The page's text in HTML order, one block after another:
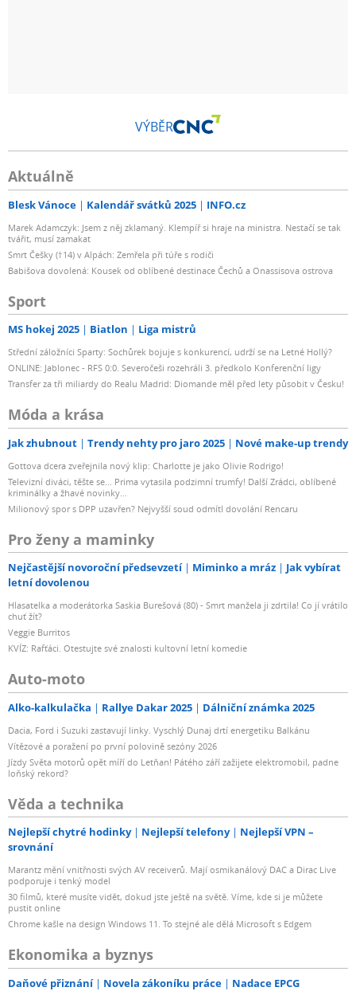
VÝBĚR
Aktuálně
Blesk Vánoce Kalendář svátků 2025 INFO.cz
Marek Adamczyk: Jsem z něj zklamaný. Klempíř si hraje na ministra. Nestačí se tak
tvářit, musí zamakat
Smrt Češky (†14) v Alpách: Zemřela při túře s rodiči
Babišova dovolená: Kousek od oblíbené destinace Čechů a Onassisova ostrova
Sport
MS hokej 2025 Biatlon Liga mistrů
Střední záložníci Sparty: Sochůrek bojuje s konkurencí, udrží se na Letné Hollý?
ONLINE: Jablonec - RFS 0:0. Severočeši rozehráli 3. předkolo Konferenční ligy
Transfer za tři miliardy do Realu Madrid: Diomande měl před lety působit v Česku!
Móda a krása
Jak zhubnout Trendy nehty pro jaro 2025 Nové make-up trendy
Gottova dcera zveřejnila nový klip: Charlotte je jako Olivie Rodrigo!
Televizní diváci, těšte se... Prima vytasila podzimní trumfy! Další Zrádci, oblíbené
kriminálky a žhavé novinky...
Milionový spor s DPP uzavřen? Nejvyšší soud odmítl dovolání Rencaru
Pro ženy a maminky
Nejčastější novoroční předsevzetí Miminko a mráz
Jak vybírat
letní dovolenou
Hlasatelka a moderátorka Saskia Burešová (80) - Smrt manžela ji zdrtila! Co jí vrátilo
chuť žít?
Veggie Burritos
KVÍZ: Rafťáci. Otestujte své znalosti kultovní letní komedie
Auto-moto
Alko-kalkulačka Rallye Dakar 2025 Dálniční známka 2025
Dacia, Ford i Suzuki zastavují linky. Vyschlý Dunaj drtí energetiku Balkánu
Vítězové a poražení po první polovině sezóny 2026
Jízdy Světa motorů opět míří do Letňan! Pátého září zažijete elektromobil, padne
loňský rekord?
Věda a technika
Nejlepší chytré hodinky Nejlepší telefony
Nejlepší VPN –
srovnání
Marantz mění vnitřnosti svých AV receiverů. Mají osmikanálový DAC a Dirac Live
podporuje i tenký model
30 filmů, které musíte vidět, dokud jste ještě na světě. Víme, kde si je můžete
pustit online
Chrome kašle na design Windows 11. To stejné ale dělá Microsoft s Edgem
Ekonomika a byznys
Daňové přiznání Novela zákoníku práce Nadace EPCG